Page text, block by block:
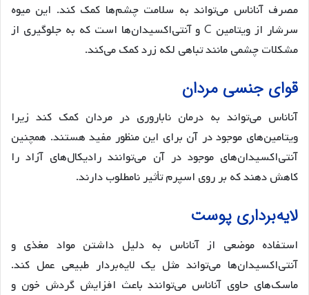
مصرف آناناس می‌تواند به سلامت چشم‌ها کمک کند. این میوه
سرشار از ویتامین C و آنتی‌اکسیدان‌ها است که به جلوگیری از
مشکلات چشمی مانند تباهی لکه زرد کمک می‌کند.
قوای جنسی مردان
آناناس می‌تواند به درمان ناباروری در مردان کمک کند زیرا
ویتامین‌های موجود در آن برای این منظور مفید هستند. همچنین
آنتی‌اکسیدان‌های موجود در آن می‌توانند رادیکال‌های آزاد را
کاهش دهند که بر روی اسپرم تأثیر نامطلوب دارند.
لایه‌برداری پوست
استفاده موضعی از آناناس به دلیل داشتن مواد مغذی و
آنتی‌اکسیدان‌ها می‌تواند مثل یک لایه‌بردار طبیعی عمل کند.
ماسک‌های حاوی آناناس می‌توانند باعث افزایش گردش خون و